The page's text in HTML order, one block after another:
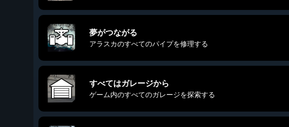
夢がつながる
アラスカのすべてのパイプを修理する
すべてはガレージから
ゲーム内のすべてのガレージを探索する